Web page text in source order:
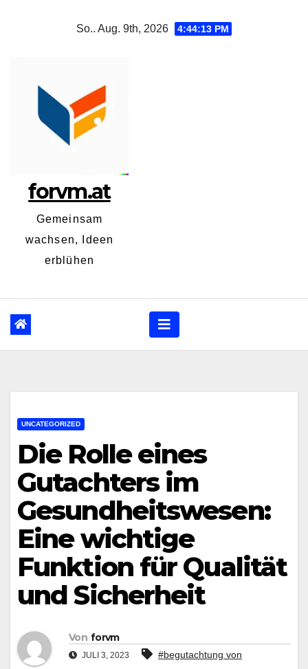
So.. Aug. 9th, 2026 4:44:15 PM
forvm.at
Gemeinsam
wachsen, Ideen
erblühen
UNCATEGORIZED
Die Rolle eines
Gutachters im
Gesundheitswesen:
Eine wichtige
Funktion für Qualität
und Sicherheit
Von forvm
JULI 3, 2023
#begutachtung von